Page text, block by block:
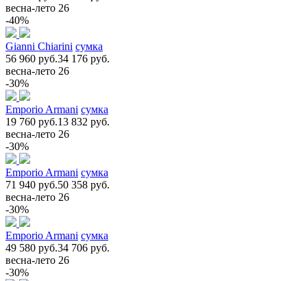
весна-лето 26
-40%
Gianni Chiarini сумка
56 960 руб.34 176 руб.
весна-лето 26
-30%
Emporio Armani сумка
19 760 руб.13 832 руб.
весна-лето 26
-30%
Emporio Armani сумка
71 940 руб.50 358 руб.
весна-лето 26
-30%
Emporio Armani сумка
49 580 руб.34 706 руб.
весна-лето 26
-30%